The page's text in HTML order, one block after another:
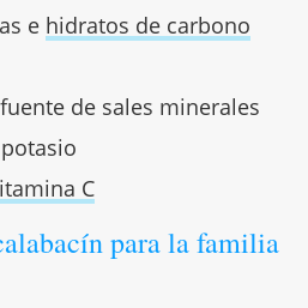
e hidratos de carbono
de sales minerales
C
para la familia